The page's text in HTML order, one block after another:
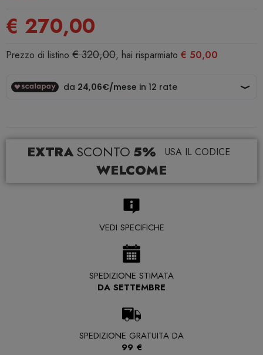
€ 270,00
Prezzo di listino € 320,00, hai risparmiato € 50,00
EXTRASCONTO 5% USA IL CODICE
WELCOME
VEDI SPECIFICHE
SPEDIZIONE STIMATA
DA SETTEMBRE
SPEDIZIONE GRATUITA DA
99 €